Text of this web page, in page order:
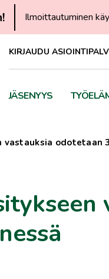
Ilmoittautuminen
KIRJAUDU
JÄSENYYS
odotetaan